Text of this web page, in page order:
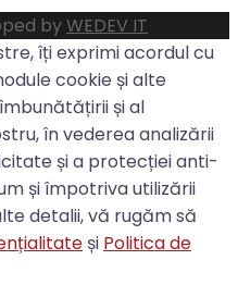
byWEDEV IT
îți exprimi acordul cu
cookie și alte
și al
în vederea analizării
și a protecției anti-
și împotriva utilizării
detalii, vă rugăm să
și Politica de